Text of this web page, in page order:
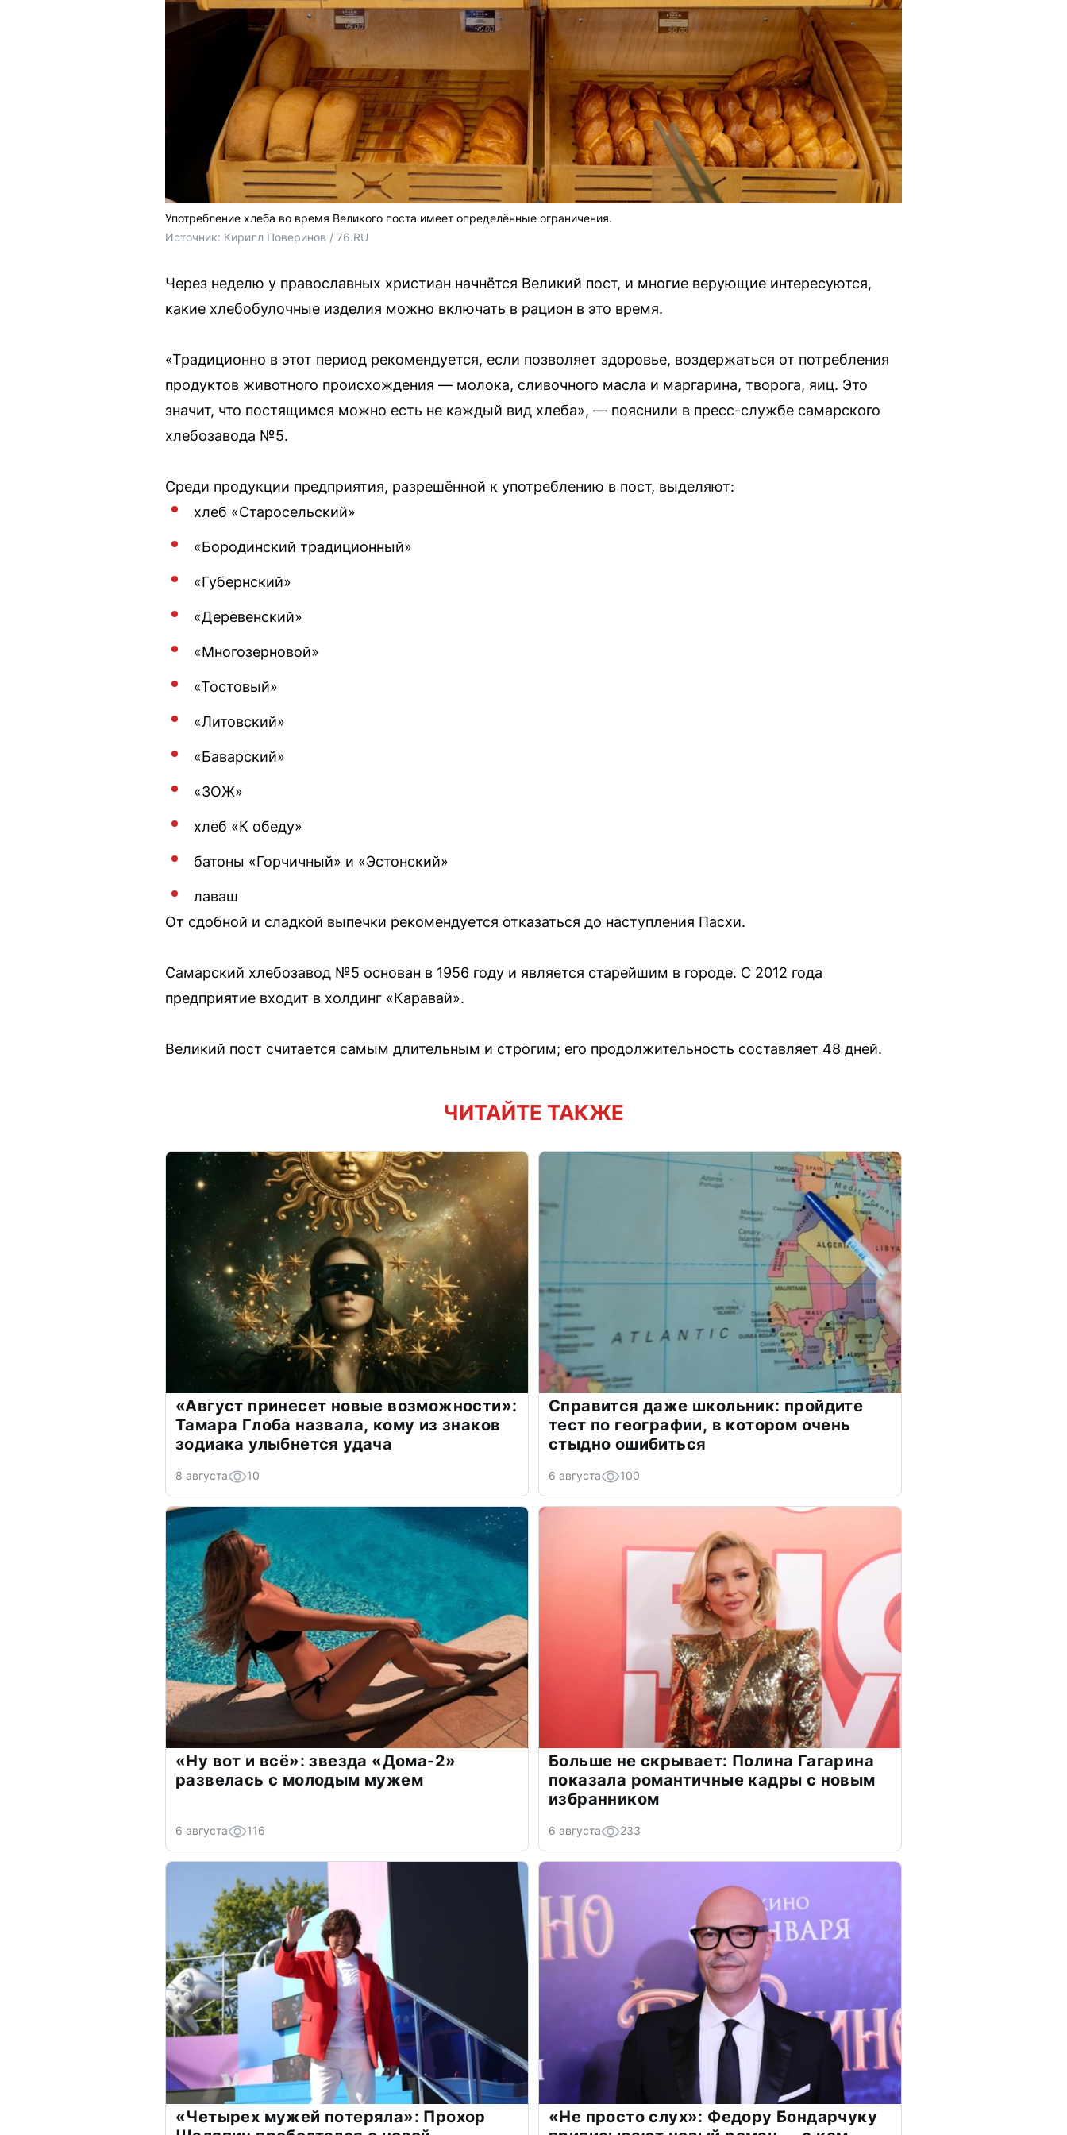
Употребление хлеба во время Великого поста имеет определённые ограничения.
Источник: Кирилл Поверинов / 76.RU
Через неделю у православных христиан начнётся Великий пост, и многие верующие интересуются,
какие хлебобулочные изделия можно включать в рацион в это время.
«Традиционно в этот период рекомендуется, если позволяет здоровье, воздержаться от потребления
продуктов животного происхождения — молока, сливочного масла и маргарина, творога, яиц. Это
значит, что постящимся можно есть не каждый вид хлеба», — пояснили в пресс-службе самарского
хлебозавода №5.
Среди продукции предприятия, разрешённой к употреблению в пост, выделяют:
хлеб «Старосельский»
«Бородинский традиционный»
«Губернский»
«Деревенский»
«Многозерновой»
«Тостовый»
«Литовский»
«Баварский»
«ЗОЖ»
хлеб «К обеду»
батоны «Горчичный» и «Эстонский»
лаваш
От сдобной и сладкой выпечки рекомендуется отказаться до наступления Пасхи.
Самарский хлебозавод №5 основан в 1956 году и является старейшим в городе. С 2012 года
предприятие входит в холдинг «Каравай».
Великий пост считается самым длительным и строгим; его продолжительность составляет 48 дней.
ЧИТАЙТЕ ТАКЖЕ
«Август принесет новые возможности»:
Тамара Глоба назвала, кому из знаков
зодиака улыбнется удача
8 августа 10
Справится даже школьник: пройдите
тест по географии, в котором очень
стыдно ошибиться
6 августа 100
«Ну вот и всё»: звезда «Дома-2»
развелась с молодым мужем
6 августа 116
Больше не скрывает: Полина Гагарина
показала романтичные кадры с новым
избранником
6 августа 233
«Четырех мужей потеряла»: Прохор
«Не просто слух»: Федору Бондарчуку